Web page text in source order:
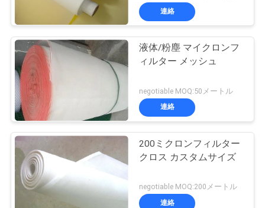
連絡
液体/粉塵 マイクロンフ
ィルター メッシュ
negotiable MOQ:50メートル
連絡
200ミクロンフィルター
クロス カスタムサイズ
negotiable MOQ:200メートル
連絡